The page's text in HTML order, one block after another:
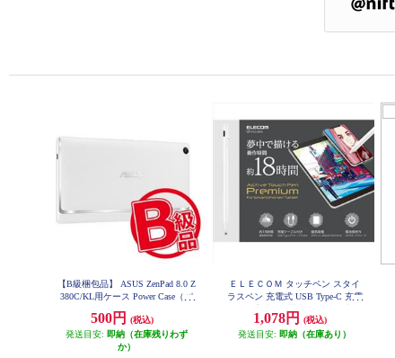
【B級梱包品】 ASUS ZenPad 8.0 Z
380C/KL用ケース Power Case（パ
-BSL0F0
500円
(税込)
発送目安: 即納（在庫残りわず
か）
ＥＬＥＣＯＭ タッチペン スタイ
ラスペン 充電式 USB Type-C 充電
換可 ホワイト P-TPACST03X
1,078円
(税込)
発送目安: 即納（在庫あり）